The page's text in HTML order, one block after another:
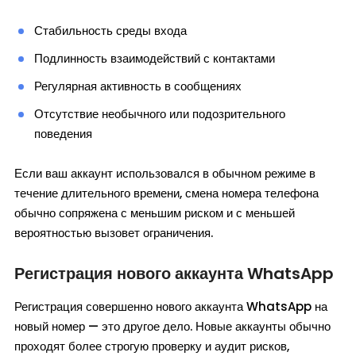
Стабильность среды входа
Подлинность взаимодействий с контактами
Регулярная активность в сообщениях
Отсутствие необычного или подозрительного
поведения
Если ваш аккаунт использовался в обычном режиме в
течение длительного времени, смена номера телефона
обычно сопряжена с меньшим риском и с меньшей
вероятностью вызовет ограничения.
Регистрация нового аккаунта WhatsApp
Регистрация совершенно нового аккаунта WhatsApp на
новый номер — это другое дело. Новые аккаунты обычно
проходят более строгую проверку и аудит рисков,